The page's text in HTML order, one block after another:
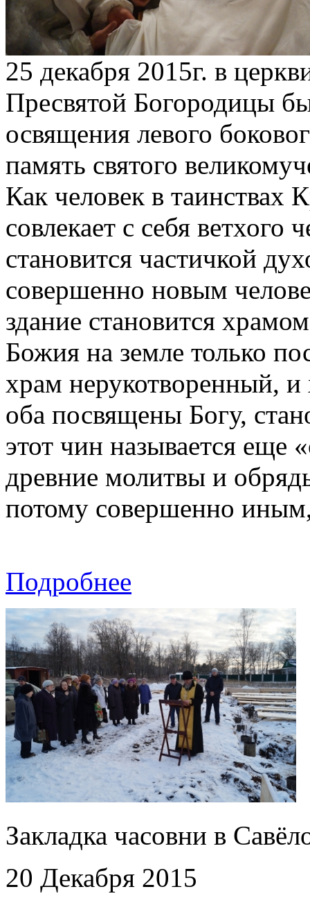
25 декабря 2015г. в
Пресвятой Богородицы
освящения левого
память святого
Как человек в
совлекает с себя ветхого
становится частичкой
совершенно новым
здание становится
Божия на земле только
храм нерукотворенный,
оба посвящены Богу,
этот чин называется еще
древние молитвы и
потому совершенно
Подробнее
Закладка часовни в
20 Декабря 2015